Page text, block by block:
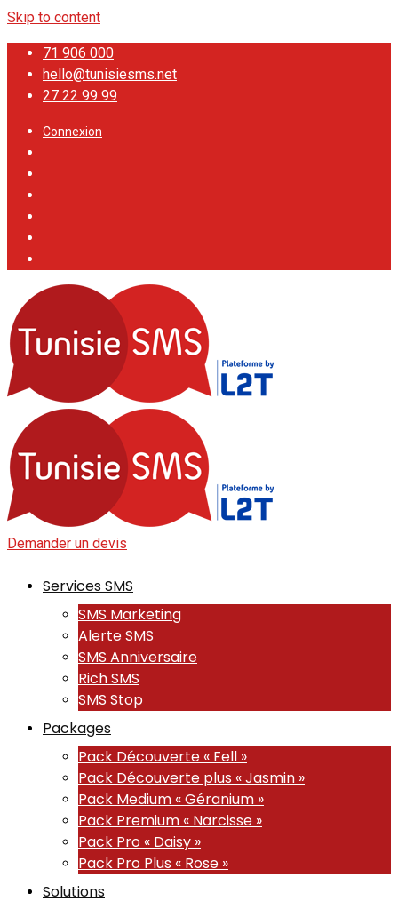
Skip to content
71 906 000
hello@tunisiesms.net
27 22 99 99
Connexion
Demander un devis
Services SMS
SMS Marketing
Alerte SMS
SMS Anniversaire
Rich SMS
SMS Stop
Packages
Pack Découverte « Fell »
Pack Découverte plus « Jasmin »
Pack Medium « Géranium »
Pack Premium « Narcisse »
Pack Pro « Daisy »
Pack Pro Plus « Rose »
Solutions